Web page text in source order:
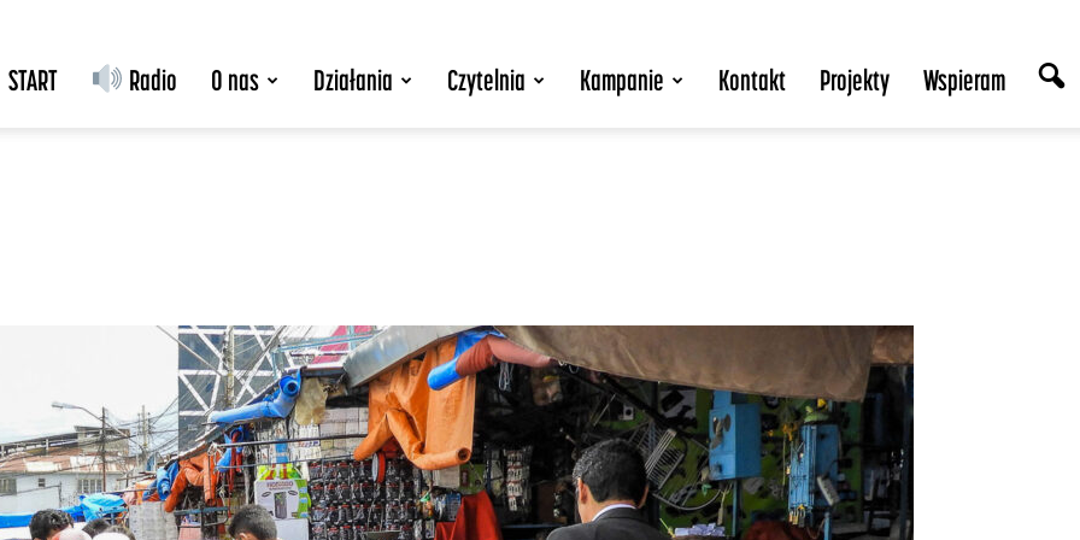
START Radio O nas Działania Czytelnia Kampanie Kontakt Projekty Wspieram